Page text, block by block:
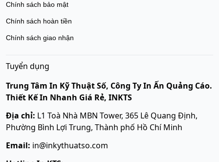
Chính sách bảo mật
Chính sách hoàn tiền
Chính sách giao nhận
Tuyển dụng
Trung Tâm In Kỹ Thuật Số, Công Ty In Ấn Quảng Cáo.
Thiết Kế In Nhanh Giá Rẻ, INKTS
Địa chỉ: L1 Toà Nhà MBN Tower, 365 Lê Quang Định,
Phường Bình Lợi Trung, Thành phố Hồ Chí Minh
Email: in@inkythuatso.com